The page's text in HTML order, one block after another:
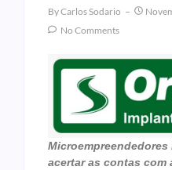
ByCarlos Sodario
No Comments
acertar as contas com